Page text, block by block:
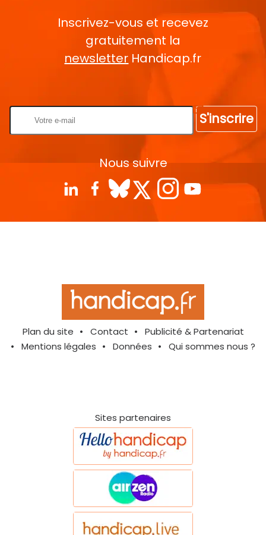
Inscrivez-vous et recevez
gratuitement la
newsletter Handicap.fr
S'inscrire
Nous suivre
Plan du site Contact
Publicité & Partenariat
Mentions légales
Données Qui sommes nous ?
Sites partenaires